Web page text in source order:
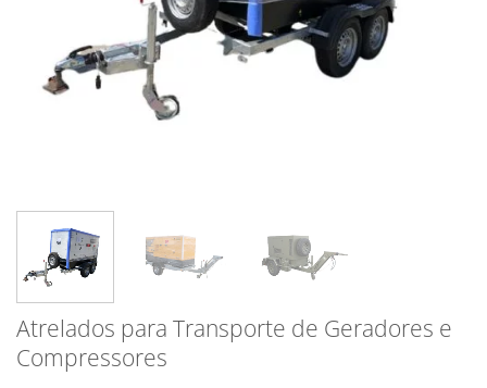
Atrelados para Transporte de Geradores e
Compressores